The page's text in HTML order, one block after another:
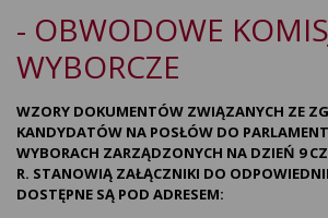
- OBWODOWE
WYBORCZE
WZORY DOKUMENTÓW ZWIĄZANYCH ZE
KANDYDATÓW NA POSŁÓW DO
WYBORACH ZARZĄDZONYCH NA DZIEŃ 9
R. STANOWIĄ ZAŁĄCZNIKI DO
DOSTĘPNE SĄ POD ADRESEM: